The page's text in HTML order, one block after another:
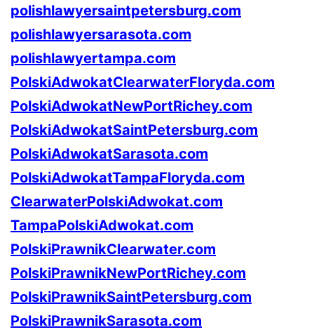
polishlawyersaintpetersburg.com
polishlawyersarasota.com
polishlawyertampa.com
PolskiAdwokatClearwaterFloryda.com
PolskiAdwokatNewPortRichey.com
PolskiAdwokatSaintPetersburg.com
PolskiAdwokatSarasota.com
PolskiAdwokatTampaFloryda.com
ClearwaterPolskiAdwokat.com
TampaPolskiAdwokat.com
PolskiPrawnikClearwater.com
PolskiPrawnikNewPortRichey.com
PolskiPrawnikSaintPetersburg.com
PolskiPrawnikSarasota.com